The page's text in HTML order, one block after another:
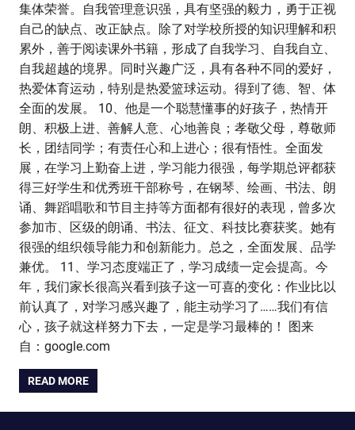
集体荣誉。自我管理意识强，具有坚强的毅力，勇于正视
自己的缺点、改正缺点。除了对学校所授的知识理解和积
累外，善于阅读课外书籍，形成了自我学习、自我自立、
自我超越的境界。同时兴趣广泛，具有各种不同的爱好，
热爱体育运动，特别是热爱篮球运动。得到了德、智、体
全面的发展。 10、他是一个聪慧懂事的好孩子，热情开
朗、积极上进、善解人意、心地善良；孝敬父母，尊敬师
长，团结同学；有责任心和上进心；很有悟性。全面发
展，在学习上勤奋上进，学习能力很强，每学期总评都获
得三好学生和优秀班干部称号，在钢琴、绘画、书法、朗
诵、舞蹈唱歌和节目主持等方面都有很好的表现，曾多次
参加市、区级的朗诵、书法、征文、科技比赛获奖。她有
很强的组织领导能力和创新能力。总之，全面发展、品学
兼优。 11、学习态度端正了，学习成绩一定会提高。今
年，我们家长很高兴看到孩子这一可喜的变化：作业比以
前认真了，对学习感兴趣了，能主动学习了……我们有信
心，孩子就这样努力下去，一定是学习最棒的！ 图来
自：google.com
READ MORE